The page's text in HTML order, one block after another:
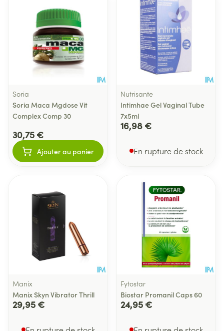
Soria
Soria Maca Mgdose Vit
Complex Comp 30
30,75 €
Ajouter au panier
Nutrisante
Intimhae Gel Vaginal Tube
7x5ml
16,98 €
En rupture de stock
Manix
Manix Skyn Vibrator Thrill
29,95 €
Fytostar
Biostar Promanil Caps 60
24,95 €